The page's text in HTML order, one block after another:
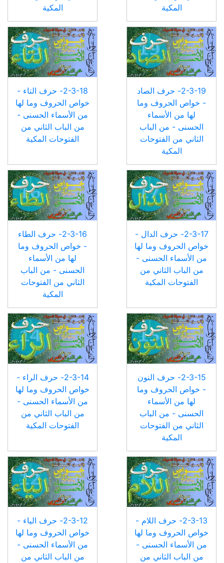
المكية
المكية
2-3-19- حرف الصاد
- خواص الحروف وما
لها من الأسماء
الحسنى - من الباب
الثاني من الفتوحات
المكية
2-3-18- حرف التاء -
خواص الحروف وما لها
من الأسماء الحسنى -
من الباب الثاني من
الفتوحات المكية
2-3-17- حرف الدال -
خواص الحروف وما لها
من الأسماء الحسنى -
من الباب الثاني من
الفتوحات المكية
2-3-16- حرف الطاء
- خواص الحروف وما
لها من الأسماء
الحسنى - من الباب
الثاني من الفتوحات
المكية
2-3-15- حرف النون
- خواص الحروف وما
لها من الأسماء
الحسنى - من الباب
الثاني من الفتوحات
المكية
2-3-14- حرف الراء -
خواص الحروف وما لها
من الأسماء الحسنى -
من الباب الثاني من
الفتوحات المكية
2-3-13- حرف اللام -
خواص الحروف وما لها
من الأسماء الحسنى -
من الباب الثاني من
2-3-12- حرف الياء -
خواص الحروف وما لها
من الأسماء الحسنى -
من الباب الثاني من